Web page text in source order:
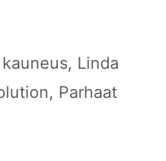
kauneus, Linda
, Parhaat